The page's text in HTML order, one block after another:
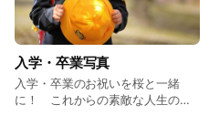
入学・卒業写真
入学・卒業のお祝いを桜と一緒
に！ これからの素敵な人生の第